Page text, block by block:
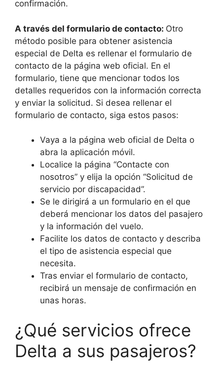
confirmación.
A través del formulario de contacto: Otro
método posible para obtener asistencia
especial de Delta es rellenar el formulario de
contacto de la página web oficial. En el
formulario, tiene que mencionar todos los
detalles requeridos con la información correcta
y enviar la solicitud. Si desea rellenar el
formulario de contacto, siga estos pasos:
Vaya a la página web oficial de Delta o
abra la aplicación móvil.
Localice la página “Contacte con
nosotros” y elija la opción “Solicitud de
servicio por discapacidad”.
Se le dirigirá a un formulario en el que
deberá mencionar los datos del pasajero
y la información del vuelo.
Facilite los datos de contacto y describa
el tipo de asistencia especial que
necesita.
Tras enviar el formulario de contacto,
recibirá un mensaje de confirmación en
unas horas.
¿Qué servicios ofrece
Delta a sus pasajeros?